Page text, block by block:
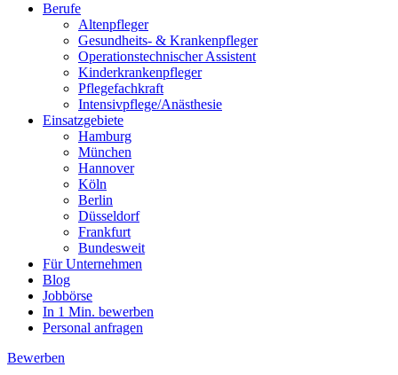
Berufe
Altenpfleger
Gesundheits- & Krankenpfleger
Operationstechnischer Assistent
Kinderkrankenpfleger
Pflegefachkraft
Intensivpflege/Anästhesie
Einsatzgebiete
Hamburg
München
Hannover
Köln
Berlin
Düsseldorf
Frankfurt
Bundesweit
Für Unternehmen
Blog
Jobbörse
In 1 Min. bewerben
Personal anfragen
Bewerben